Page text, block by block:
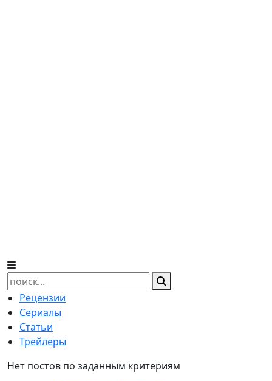
Найти:
Рецензии
Сериалы
Статьи
Трейлеры
Нет постов по заданным критериям